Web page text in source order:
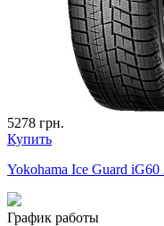
5278 грн.
Купить
Yokohama Ice Guard
График работы